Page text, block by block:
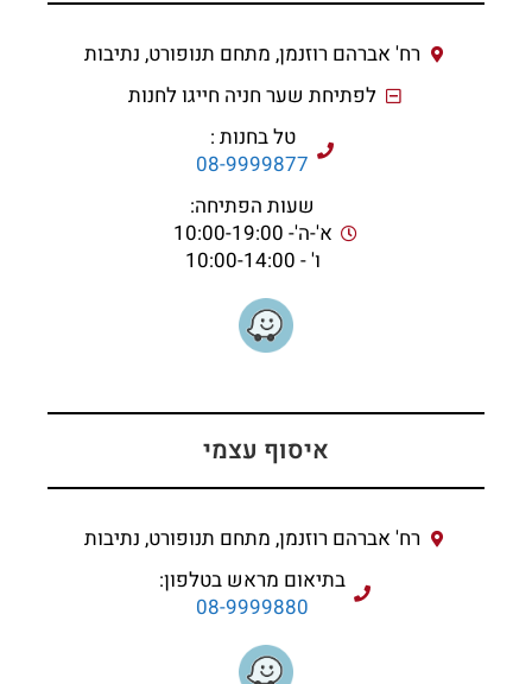
רח' אברהם רוזנמן, מתחם תנופורט, נתיבות
לפתיחת שער חניה חייגו לחנות
טל בחנות :
08-9999877
שעות הפתיחה:
א'-ה'- 10:00-19:00
ו' - 10:00-14:00
איסוף עצמי
רח' אברהם רוזנמן, מתחם תנופורט, נתיבות
בתיאום מראש בטלפון:
08-9999880